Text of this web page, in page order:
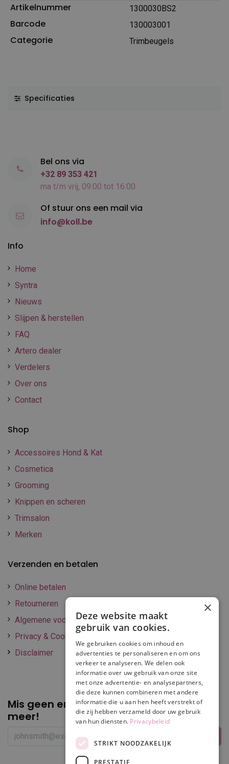
Artikelnummer 1300030BS2
Barcode 130003001
Categorie Trimbeugels
Specificaties
Info
Home
Syntra
Nieuws
Slijpen & herstellen
FAQ
Artero dealer
Verdelers
Over ons
Contact
Shop
Accessoires Hond & Kat
Cosmetica
Grooming
Knippen en scheren
Trimsalon
Merken
Verzenden en betalen
Online betalen
Retourneren
Algemene voorwaarden
Privacy & Cookie policy
Disclaimer
Mis geen enkelepromotie of korting
meer!
Bel ons via
+32 89 353 421
ma t/m vrij, 09:00 tot 16:00
Of stuur ons een mail via
info@koll.be
×
Deze website maakt
gebruik van cookies.
We gebruiken cookies om inhoud en
advertenties te personaliseren en om ons
verkeer te analyseren. We delen ook
informatie over uw gebruik van onze site
met onze advertentie- en analysepartners,
die deze kunnen combineren met andere
informatie die u aan hen heeft verstrekt of
die zij hebben verzameld door uw gebruik
van hun diensten. Privacybeleid
STRIKT NOODZAKELIJK
PRESTATIE